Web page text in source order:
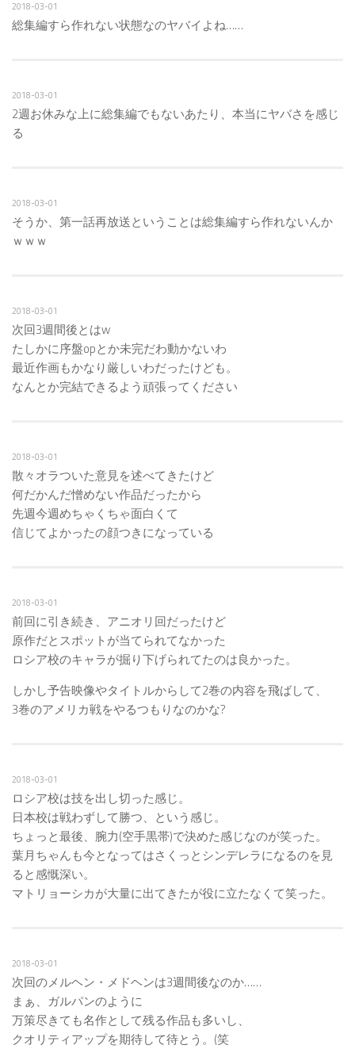
2018-03-01
総集編すら作れない状態なのヤバイよね……
2018-03-01
2週お休みな上に総集編でもないあたり、本当にヤバさを感じ
る
2018-03-01
そうか、第一話再放送ということは総集編すら作れないんか
ｗｗｗ
2018-03-01
次回3週間後とはw
たしかに序盤opとか未完だわ動かないわ
最近作画もかなり厳しいわだったけども。
なんとか完結できるよう頑張ってください
2018-03-01
散々オラついた意見を述べてきたけど
何だかんだ憎めない作品だったから
先週今週めちゃくちゃ面白くて
信じてよかったの顔つきになっている
2018-03-01
前回に引き続き、アニオリ回だったけど
原作だとスポットが当てられてなかった
ロシア校のキャラが掘り下げられてたのは良かった。
しかし予告映像やタイトルからして2巻の内容を飛ばして、
3巻のアメリカ戦をやるつもりなのかな?
2018-03-01
ロシア校は技を出し切った感じ。
日本校は戦わずして勝つ、という感じ。
ちょっと最後、腕力(空手黒帯)で決めた感じなのが笑った。
葉月ちゃんも今となってはさくっとシンデレラになるのを見
ると感慨深い。
マトリョーシカが大量に出てきたが役に立たなくて笑った。
2018-03-01
次回のメルヘン・メドヘンは3週間後なのか……
まぁ、ガルパンのように
万策尽きても名作として残る作品も多いし、
クオリティアップを期待して待とう。(笑